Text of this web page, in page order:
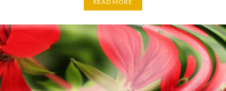
READ MORE